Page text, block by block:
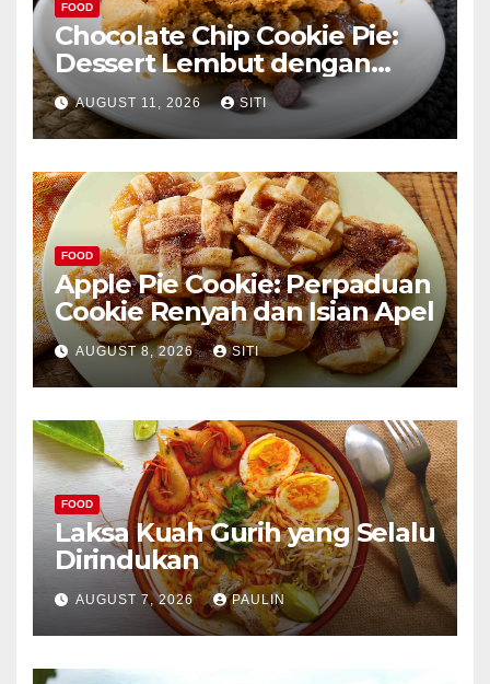
FOOD
Chocolate Chip Cookie Pie:
Dessert Lembut dengan
Choco Chips
AUGUST 11, 2026 SITI
FOOD
Apple Pie Cookie: Perpaduan
Cookie Renyah dan Isian Apel
AUGUST 8, 2026 SITI
FOOD
Laksa Kuah Gurih yang Selalu
Dirindukan
AUGUST 7, 2026 PAULIN